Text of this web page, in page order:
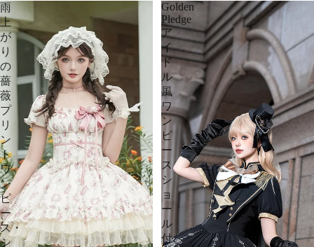
雨
上
が
り
の
薔
薇
プ
リ
ン
ト
ワ
ン
ピ
ー
ス・
シ
Golden
Pledge
ア
イ
ド
ル
風
ワ
ン
ピ
ー
ス
シ
ョ
ー
ル
付